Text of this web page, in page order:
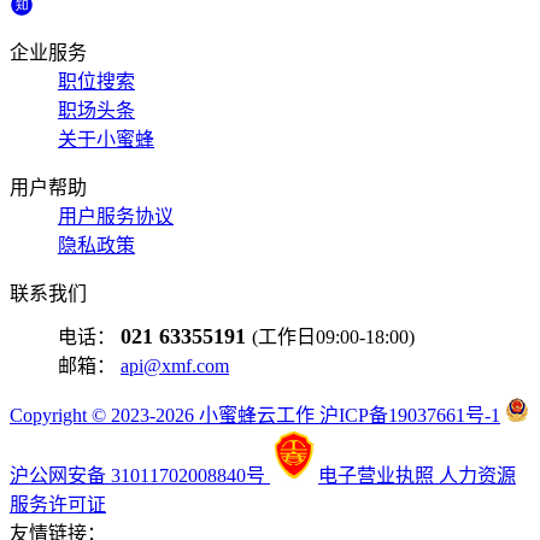
企业服务
职位搜索
职场头条
关于小蜜蜂
用户帮助
用户服务协议
隐私政策
联系我们
电话： 021 63355191 (工作日09:00-18:00)
邮箱： api@xmf.com
Copyright © 2023-2026 小蜜蜂云工作 沪ICP备19037661号-1
沪公网安备 31011702008840号 电子营业执照 人力资源
服务许可证
友情链接：